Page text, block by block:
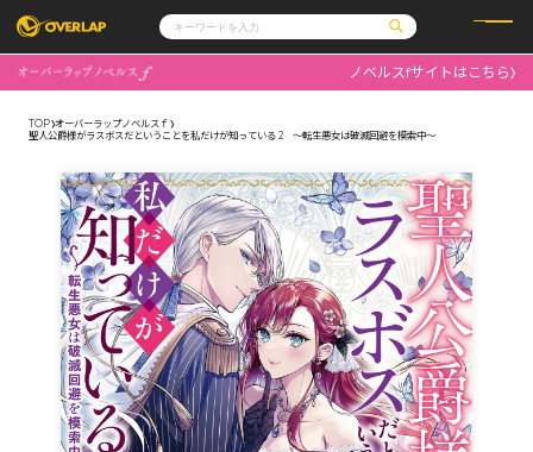
コミックガルド
コミッククリエ
LiQulle
ノベルス
ノベルスf
コミックエッセイ
ポケットモンスター
アニメ
ゲーム
OVERLAP STORE
オーバーラップ広報室
企業
会社概要
採用情報
アクセス
オーバーラップホールディングス
お問い合わせはこちら
オーバーラップ文庫
オーバーラップノベルス
ノベルスfサイトはこちら
TOP オーバーラップノベルスｆ
聖人公爵様がラスボスだということを私だけが知っている 2 ～転生悪女は破滅回避を模索中～